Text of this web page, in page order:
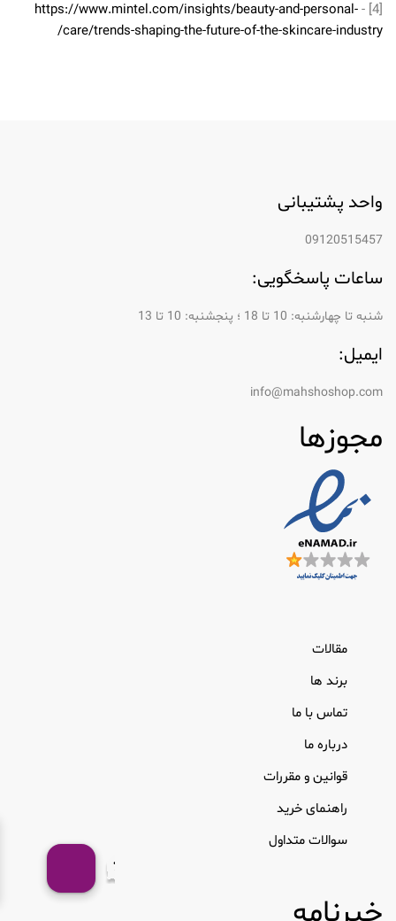
[4] -
https://www.mintel.com/insights/beauty-and-personal-
care/trends-shaping-the-future-of-the-skincare-industry/
واحد پشتیبانی
09120515457
ساعات پاسخگویی:
شنبه تا چهارشنبه: 10 تا 18 ؛ پنجشنبه: 10 تا 13
ایمیل:
info@mahshoshop.com
مجوزها
مقالات
برند ها
تماس با ما
درباره ما
قوانین و مقررات
راهنمای خرید
سوالات متداول